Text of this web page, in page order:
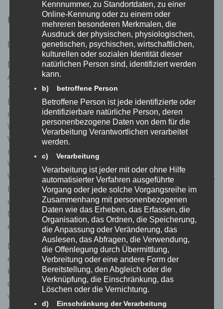
6) Online-Marketing
Einsatz von Google Ads Conversion-Tracking
Diese Website nutzt das Online-Werbeprogramm „Google
Ads“ und im Rahmen von Google Ads das Conversion-
Tracking der Google Ireland Limited, Gordon House, 4
Barrow St, Dublin, D04 E5W5, Irland („Google“). Wir
nutzen das Angebot von Google Ads, um mit Hilfe von
Werbemitteln (sogenannten Google Adwords) auf externen
Webseiten auf unsere attraktiven Angebote aufmerksam zu
machen. Wir können in Bezug zu den Daten der
Werbekampagnen ermitteln, wie erfolgreich die einzelnen
Werbemaßnahmen sind. Wir verfolgen damit das Anliegen,
Ihnen Werbung anzuzeigen, die für Sie von Interesse ist,
unsere Website für Sie interessanter zu gestalten und eine
faire Berechnung der anfallenden Werbekosten zu
erreichen.
Das Cookie für Conversion-Tracking wird gesetzt, wenn
ein Nutzer auf eine von Google geschaltete Ads-Anzeige
klickt. Bei Cookies handelt es sich um kleine Textdateien,
die auf Ihrem Endgerät abgelegt werden. Diese Cookies
verlieren in der Regel nach 30 Tagen ihre Gültigkeit und
Kennnummer, zu Standortdaten, zu einer
Online-Kennung oder zu einem oder
mehreren besonderen Merkmalen, die
Ausdruck der physischen, physiologischen,
genetischen, psychischen, wirtschaftlichen,
kulturellen oder sozialen Identität dieser
natürlichen Person sind, identifiziert werden
kann.
b) betroffene Person
Betroffene Person ist jede identifizierte oder
identifizierbare natürliche Person, deren
personenbezogene Daten von dem für die
Verarbeitung Verantwortlichen verarbeitet
werden.
c) Verarbeitung
Verarbeitung ist jeder mit oder ohne Hilfe
automatisierter Verfahren ausgeführte
Vorgang oder jede solche Vorgangsreihe im
Zusammenhang mit personenbezogenen
Daten wie das Erheben, das Erfassen, die
Organisation, das Ordnen, die Speicherung,
die Anpassung oder Veränderung, das
Auslesen, das Abfragen, die Verwendung,
die Offenlegung durch Übermittlung,
Verbreitung oder eine andere Form der
Bereitstellung, den Abgleich oder die
Verknüpfung, die Einschränkung, das
Löschen oder die Vernichtung.
d) Einschränkung der Verarbeitung